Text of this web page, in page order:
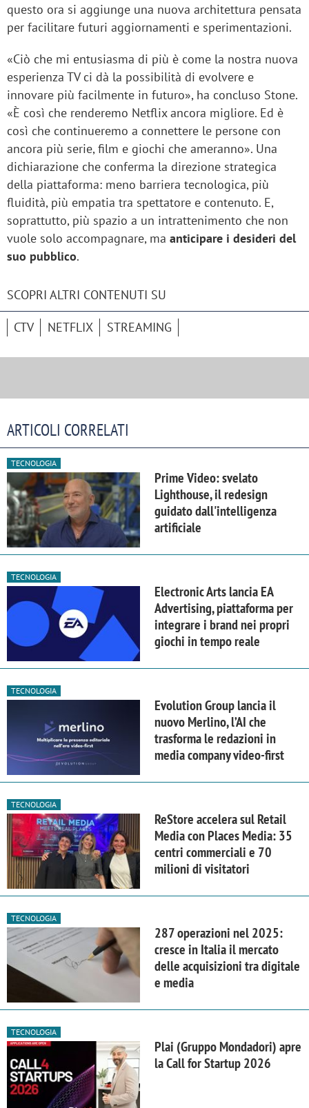
questo ora si aggiunge una nuova architettura pensata
per facilitare futuri aggiornamenti e sperimentazioni.
«Ciò che mi entusiasma di più è come la nostra nuova
esperienza TV ci dà la possibilità di evolvere e
innovare più facilmente in futuro», ha concluso Stone.
«È così che renderemo Netflix ancora migliore. Ed è
così che continueremo a connettere le persone con
ancora più serie, film e giochi che ameranno». Una
dichiarazione che conferma la direzione strategica
della piattaforma: meno barriera tecnologica, più
fluidità, più empatia tra spettatore e contenuto. E,
soprattutto, più spazio a un intrattenimento che non
vuole solo accompagnare, ma anticipare i desideri del
suo pubblico.
SCOPRI ALTRI CONTENUTI SU
CTV NETFLIX STREAMING
ARTICOLI CORRELATI
TECNOLOGIA
Prime Video: svelato
Lighthouse, il redesign
guidato dall'intelligenza
artificiale
TECNOLOGIA
Electronic Arts lancia EA
Advertising, piattaforma per
integrare i brand nei propri
giochi in tempo reale
TECNOLOGIA
Evolution Group lancia il
nuovo Merlino, l’AI che
trasforma le redazioni in
media company video-first
TECNOLOGIA
ReStore accelera sul Retail
Media con Places Media: 35
centri commerciali e 70
milioni di visitatori
TECNOLOGIA
287 operazioni nel 2025:
cresce in Italia il mercato
delle acquisizioni tra digitale
e media
TECNOLOGIA
Plai (Gruppo Mondadori) apre
la Call for Startup 2026